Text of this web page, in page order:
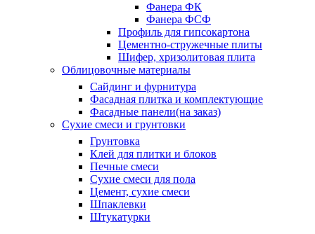
Фанера ФК
Фанера ФСФ
Профиль для гипсокартона
Цементно-стружечные плиты
Шифер, хризолитовая плита
Облицовочные материалы
Сайдинг и фурнитура
Фасадная плитка и комплектующие
Фасадные панели(на заказ)
Сухие смеси и грунтовки
Грунтовка
Клей для плитки и блоков
Печные смеси
Сухие смеси для пола
Цемент, сухие смеси
Шпаклевки
Штукатурки